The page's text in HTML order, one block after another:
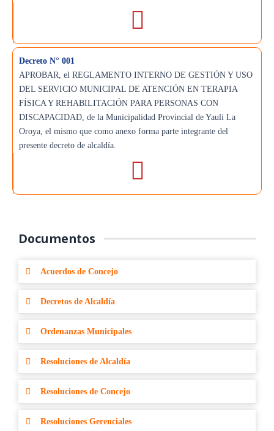
Decreto N° 001
APROBAR, el REGLAMENTO INTERNO DE GESTIÓN Y USO
DEL SERVICIO MUNICIPAL DE ATENCIÓN EN TERAPIA
FÍSICA Y REHABILITACIÓN PARA PERSONAS CON
DISCAPACIDAD, de la Municipalidad Provincial de Yauli La
Oroya, el mismo que como anexo forma parte integrante del
presente decreto de alcaldía.
Documentos
Acuerdos de Concejo
Decretos de Alcaldía
Ordenanzas Municipales
Resoluciones de Alcaldía
Resoluciones de Concejo
Resoluciones Gerenciales